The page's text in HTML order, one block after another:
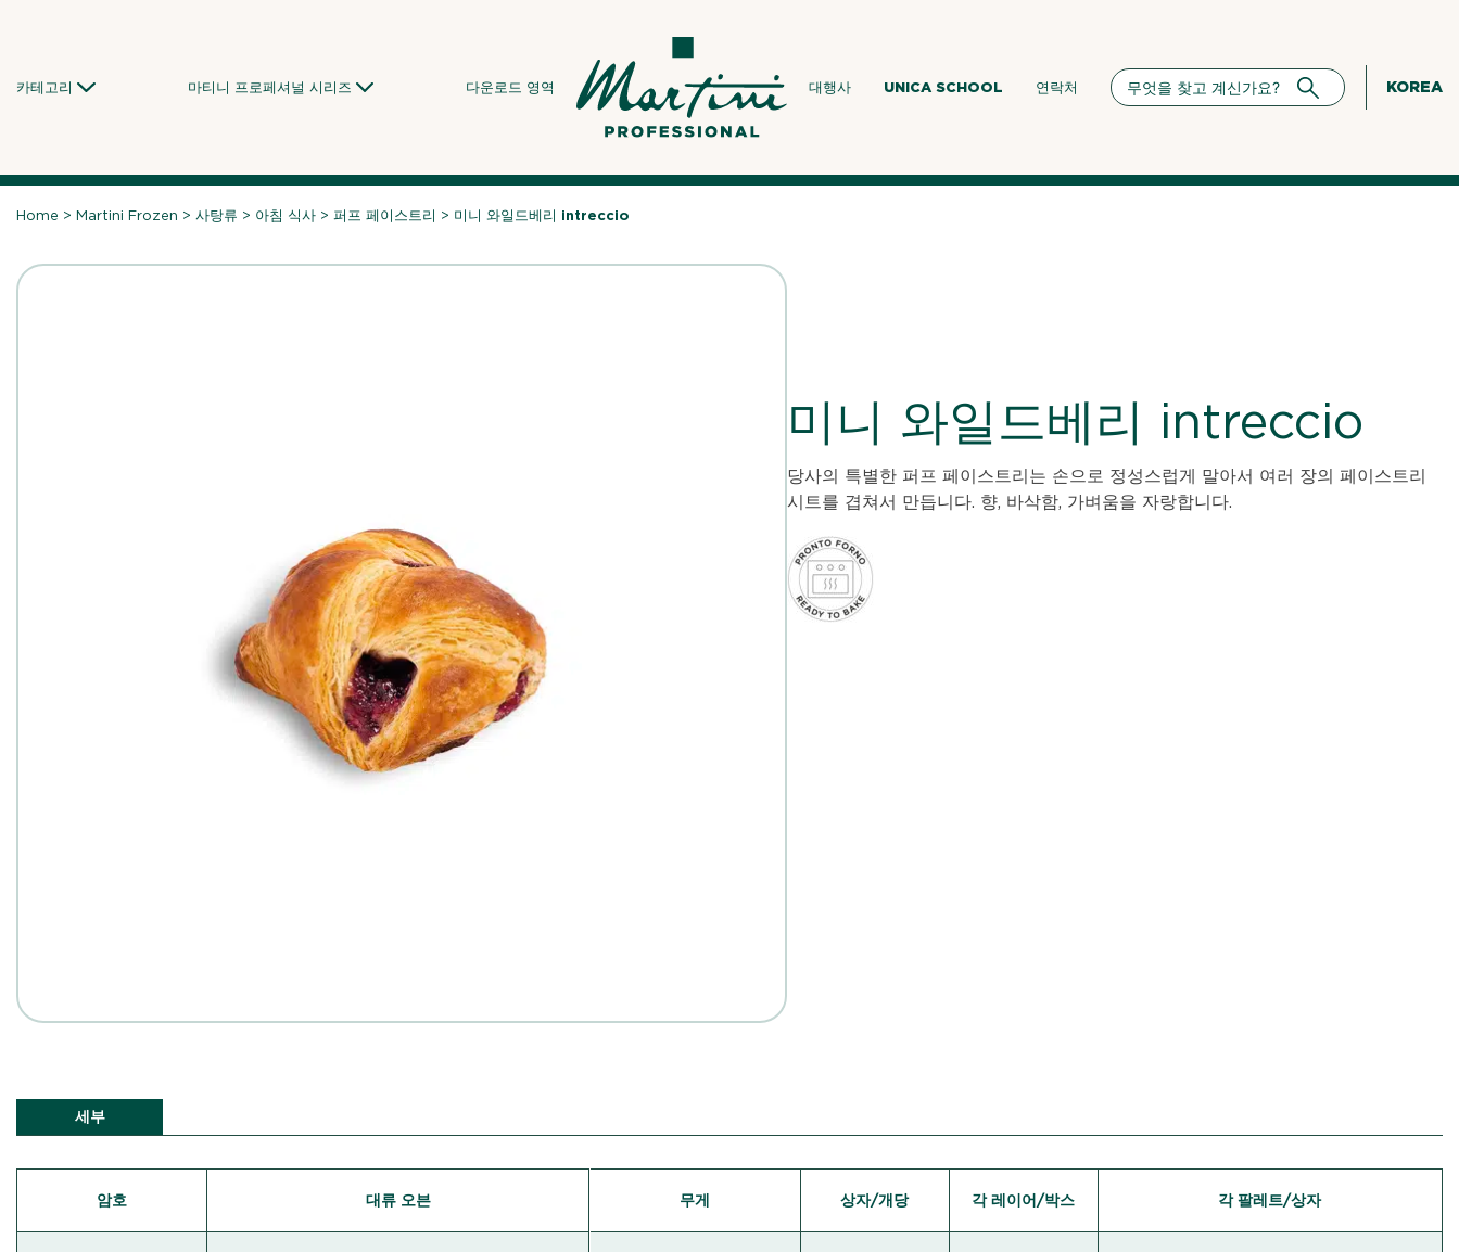
카테고리 마티니 프로페셔널 시리즈 다운로드 영역 대행사 UNICA SCHOOL 연락처 KOREA
Home >Martini Frozen >사탕류 > 아침 식사 >퍼프 페이스트리 > 미니 와일드베리 intreccio
미니 와일드베리 intreccio
당사의 특별한 퍼프 페이스트리는 손으로 정성스럽게 말아서 여러 장의 페이스트리
시트를 겹쳐서 만듭니다. 향, 바삭함, 가벼움을 자랑합니다.
세부
암호 대류 오븐 무게 상자/개당 각 레이어/박스 각 팔레트/상자